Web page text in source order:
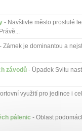
- Navštivte město proslulé
- Zámek je dominantou a
závodů - Úpadek Svitu
využití pro jedince i
pálenic - Oblast